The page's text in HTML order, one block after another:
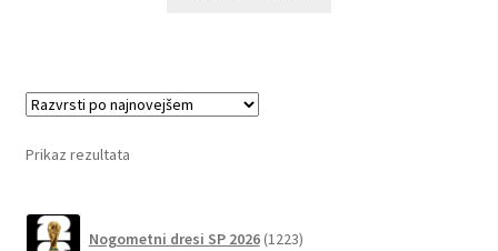
Prikaz rezultata
Nogometni dresi SP 2026 1223